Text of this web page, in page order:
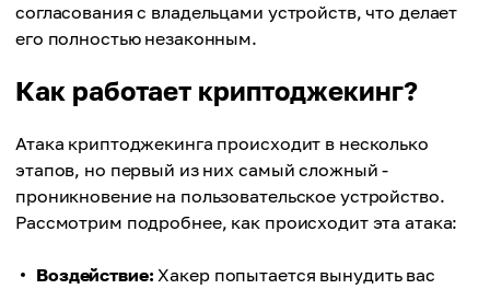
согласования с владельцами устройств, что делает
его полностью незаконным.
Как работает криптоджекинг?
Атака криптоджекинга происходит в несколько
этапов, но первый из них самый сложный -
проникновение на пользовательское устройство.
Рассмотрим подробнее, как происходит эта атака:
Воздействие: Хакер попытается вынудить вас